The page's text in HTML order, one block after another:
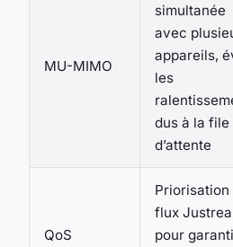
MU-MIMO
simultanée
avec
appareils,
les
dus à la file
d’attente
QoS
Priorisation
flux
pour